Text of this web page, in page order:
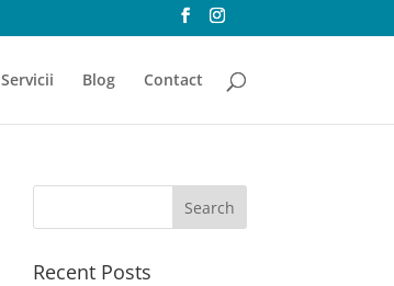
Servicii Blog Contact
Recent Posts